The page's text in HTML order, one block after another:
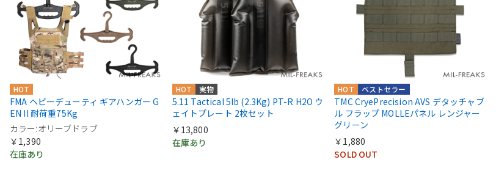
HOT
FMA ヘビーデューティ ギアハンガー G
EN II 耐荷重75Kg
カラー:オリーブドラブ
￥1,390
在庫あり
実物
HOT
5.11 Tactical 5lb (2.3Kg) PT-R H2O ウ
ェイトプレート 2枚セット
￥13,800
在庫あり
ベストセラー
HOT
TMC CryePrecision AVS デタッチャブ
ル フラップ MOLLEパネル レンジャー
グリーン
￥1,880
SOLD OUT